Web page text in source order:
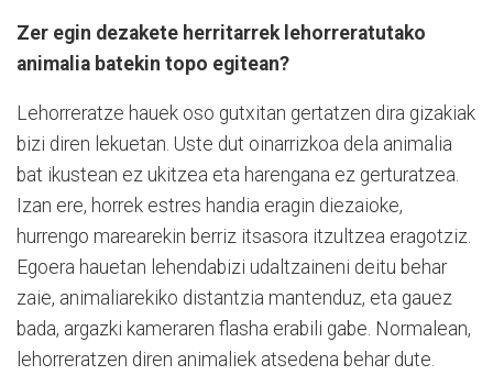
Zer egin dezakete herritarrek lehorreratutako
animalia batekin topo egitean?
Lehorreratze hauek oso gutxitan gertatzen dira gizakiak
bizi diren lekuetan. Uste dut oinarrizkoa dela animalia
bat ikustean ez ukitzea eta harengana ez gerturatzea.
Izan ere, horrek estres handia eragin diezaioke,
hurrengo marearekin berriz itsasora itzultzea eragotziz.
Egoera hauetan lehendabizi udaltzaineni deitu behar
zaie, animaliarekiko distantzia mantenduz, eta gauez
bada, argazki kameraren flasha erabili gabe. Normalean,
lehorreratzen diren animaliek atsedena behar dute.